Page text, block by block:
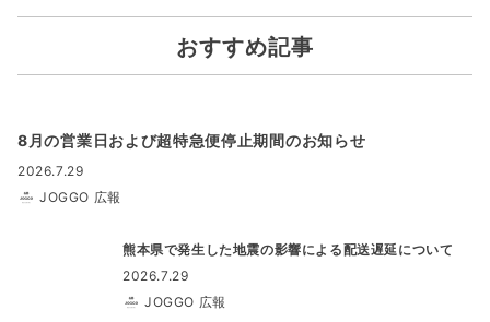
おすすめ記事
8月の営業日および超特急便停止期間のお知らせ
2026.7.29
JOGGO 広報
熊本県で発生した地震の影響による配送遅延について
2026.7.29
JOGGO 広報